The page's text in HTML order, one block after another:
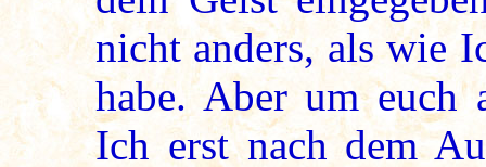
nicht anders, als wie
habe. Aber um euch
Ich erst nach dem